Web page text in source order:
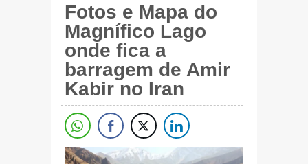
Fotos e Mapa do
Magnífico Lago
onde fica a
barragem de Amir
Kabir no Iran